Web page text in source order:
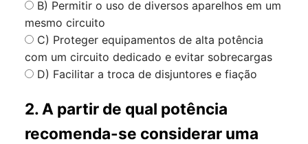
B) Permitir o uso de diversos aparelhos em um
mesmo circuito
C) Proteger equipamentos de alta potência
com um circuito dedicado e evitar sobrecargas
D) Facilitar a troca de disjuntores e fiação
2. A partir de qual potência
recomenda-se considerar uma